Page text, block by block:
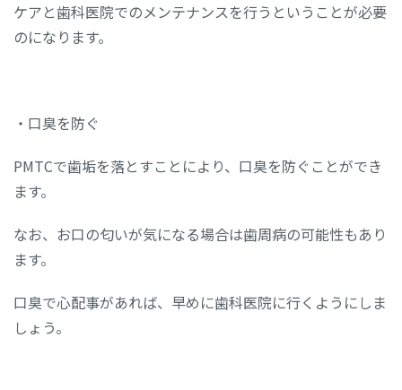
ケアと歯科医院でのメンテナンスを行うということが必要
のになります。
・口臭を防ぐ
PMTCで歯垢を落とすことにより、口臭を防ぐことができ
ます。
なお、お口の匂いが気になる場合は歯周病の可能性もあり
ます。
口臭で心配事があれば、早めに歯科医院に行くようにしま
しょう。